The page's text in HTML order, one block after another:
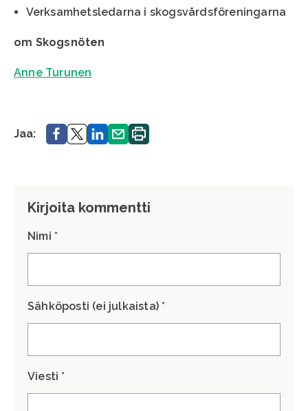
Verksamhetsledarna i skogsvårdsföreningarna
om Skogsnöten
Anne Turunen
Jaa: Jaa. Jaa.Jaa. Jaa. Printa.
Kirjoita kommentti
Nimi *
Sähköposti (ei julkaista) *
Viesti *